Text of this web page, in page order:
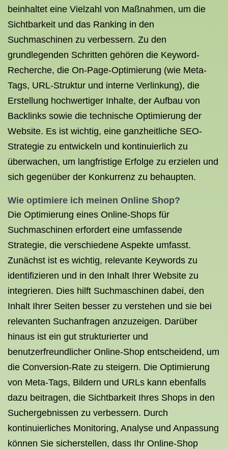
beinhaltet eine Vielzahl von Maßnahmen, um die
Sichtbarkeit und das Ranking in den
Suchmaschinen zu verbessern. Zu den
grundlegenden Schritten gehören die Keyword-
Recherche, die On-Page-Optimierung (wie Meta-
Tags, URL-Struktur und interne Verlinkung), die
Erstellung hochwertiger Inhalte, der Aufbau von
Backlinks sowie die technische Optimierung der
Website. Es ist wichtig, eine ganzheitliche SEO-
Strategie zu entwickeln und kontinuierlich zu
überwachen, um langfristige Erfolge zu erzielen und
sich gegenüber der Konkurrenz zu behaupten.
Wie optimiere ich meinen Online Shop?
Die Optimierung eines Online-Shops für
Suchmaschinen erfordert eine umfassende
Strategie, die verschiedene Aspekte umfasst.
Zunächst ist es wichtig, relevante Keywords zu
identifizieren und in den Inhalt Ihrer Website zu
integrieren. Dies hilft Suchmaschinen dabei, den
Inhalt Ihrer Seiten besser zu verstehen und sie bei
relevanten Suchanfragen anzuzeigen. Darüber
hinaus ist ein gut strukturierter und
benutzerfreundlicher Online-Shop entscheidend, um
die Conversion-Rate zu steigern. Die Optimierung
von Meta-Tags, Bildern und URLs kann ebenfalls
dazu beitragen, die Sichtbarkeit Ihres Shops in den
Suchergebnissen zu verbessern. Durch
kontinuierliches Monitoring, Analyse und Anpassung
können Sie sicherstellen, dass Ihr Online-Shop